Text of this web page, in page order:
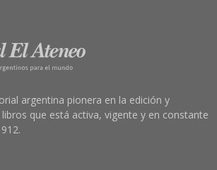
argentina pionera en la edición y
que está activa, vigente y en constante